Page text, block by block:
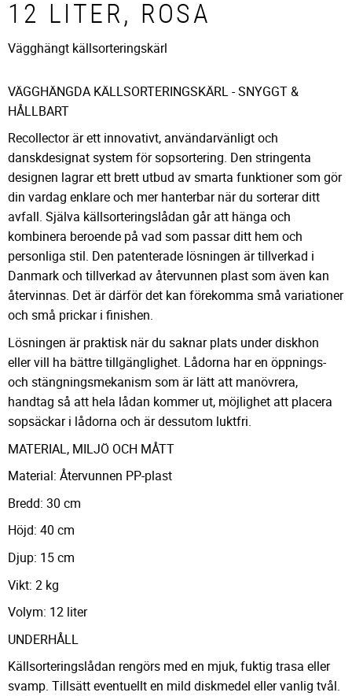
12 LITER, ROSA
Vägghängt källsorteringskärl
VÄGGHÄNGDA KÄLLSORTERINGSKÄRL - SNYGGT &
HÅLLBART
Recollector är ett innovativt, användarvänligt och
danskdesignat system för sopsortering. Den stringenta
designen lagrar ett brett utbud av smarta funktioner som gör
din vardag enklare och mer hanterbar när du sorterar ditt
avfall. Själva källsorteringslådan går att hänga och
kombinera beroende på vad som passar ditt hem och
personliga stil. Den patenterade lösningen är tillverkad i
Danmark och tillverkad av återvunnen plast som även kan
återvinnas. Det är därför det kan förekomma små variationer
och små prickar i finishen.
Lösningen är praktisk när du saknar plats under diskhon
eller vill ha bättre tillgänglighet. Lådorna har en öppnings-
och stängningsmekanism som är lätt att manövrera,
handtag så att hela lådan kommer ut, möjlighet att placera
sopsäckar i lådorna och är dessutom luktfri.
MATERIAL, MILJÖ OCH MÅTT
Material: Återvunnen PP-plast
Bredd: 30 cm
Höjd: 40 cm
Djup: 15 cm
Vikt: 2 kg
Volym: 12 liter
UNDERHÅLL
Källsorteringslådan rengörs med en mjuk, fuktig trasa eller
svamp. Tillsätt eventuellt en mild diskmedel eller vanlig tvål.